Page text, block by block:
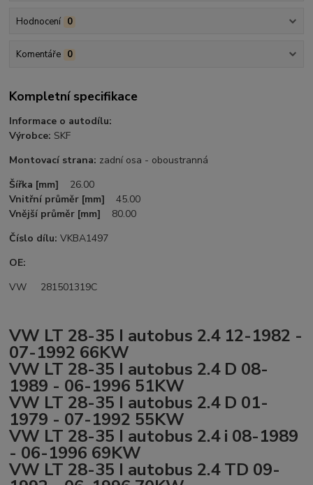
Hodnocení 0
Komentáře 0
Kompletní specifikace
Informace o autodílu:
Výrobce: SKF
Montovací strana: zadní osa - oboustranná
Šířka [mm] 26.00
Vnitřní průměr [mm]45.00
Vnější průměr [mm] 80.00
Číslo dílu: VKBA1497
OE:
VW 281501319C
VW LT 28-35 I autobus 2.4 12-1982 -
07-1992 66KW
VW LT 28-35 I autobus 2.4 D 08-
1989 - 06-1996 51KW
VW LT 28-35 I autobus 2.4 D 01-
1979 - 07-1992 55KW
VW LT 28-35 I autobus 2.4 i 08-1989
- 06-1996 69KW
VW LT 28-35 I autobus 2.4 TD 09-